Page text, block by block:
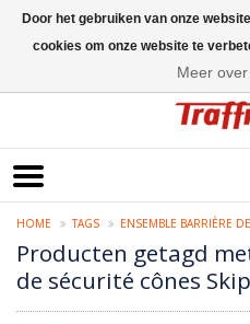
HOME TAGS ENSEMBLE BARRIÈRE
Producten getagd
de sécurité cônes
Door het gebruiken van onze
cookies om onze website te
Meer